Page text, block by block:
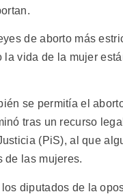
de aborto más
vida de la mujer
se permitía el
tras un recurso
(PiS), al que
de las mujeres.
diputados de la